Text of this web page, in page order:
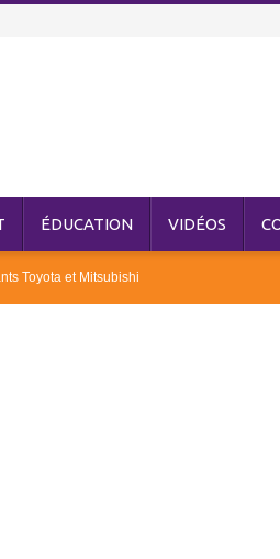
ÉDUCATION VIDÉOS
Toyota et Mitsubishi